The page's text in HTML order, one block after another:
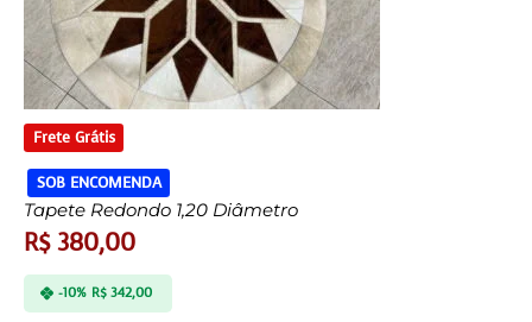
Frete Grátis
SOB ENCOMENDA
Tapete Redondo 1,20 Diâmetro
R$380,00
-10% R$342,00